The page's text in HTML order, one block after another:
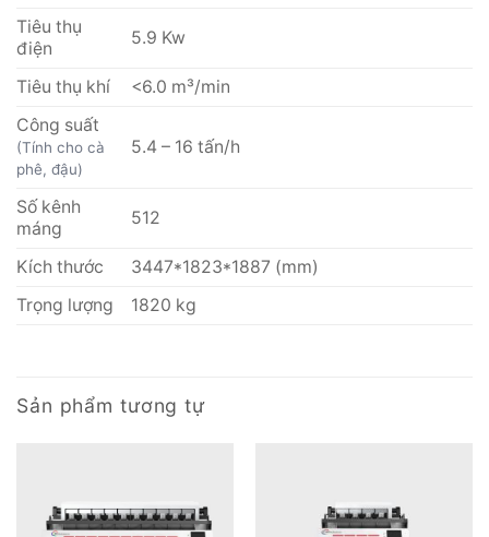
Tiêu thụ
điện
5.9 Kw
Tiêu thụ khí
<6.0 m³/min
Công suất
(Tính cho cà
phê, đậu)
5.4 – 16 tấn/h
Số kênh
máng
512
Kích thước
3447*1823*1887 (mm)
Trọng lượng
1820 kg
Sản phẩm tương tự